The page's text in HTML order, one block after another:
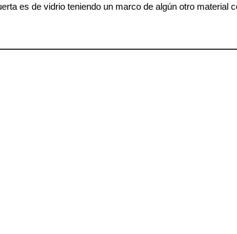
es de vidrio teniendo un marco de algún otro material